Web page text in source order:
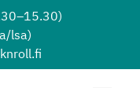
lsa)